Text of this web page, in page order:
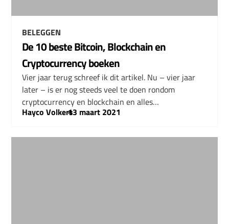
BELEGGEN
De 10 beste Bitcoin, Blockchain en
Cryptocurrency boeken
Vier jaar terug schreef ik dit artikel. Nu – vier jaar
later – is er nog steeds veel te doen rondom
cryptocurrency en blockchain en alles…
Hayco Volkers
–
13 maart 2021